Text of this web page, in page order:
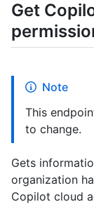
Get
Note
This
to change.
Gets
organization
Copilot cloud